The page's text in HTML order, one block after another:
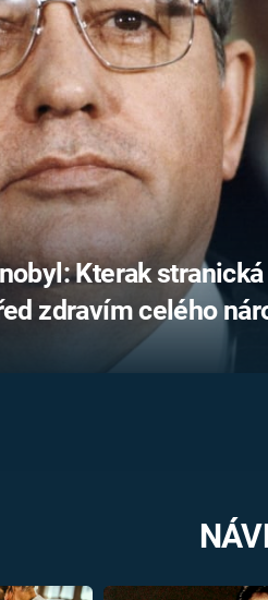
UFO A
HISTORIE
Kterak
zdravím celého